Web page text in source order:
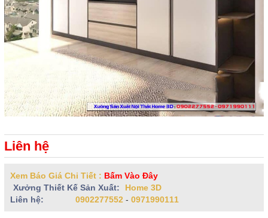
Liên hệ
Xem Báo Giá Chi Tiết : Bấm Vào Đây
Xưởng Thiết Kế Sản Xuất:
Home 3D
Liên hệ:
0902277552 - 0971990111